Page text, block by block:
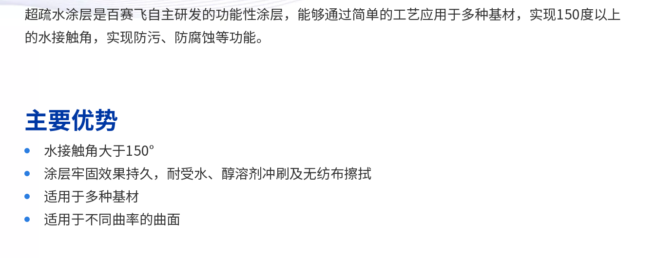
超疏水涂层是百赛飞自主研发的功能性涂层，能够通过简单的工艺应用于多种基材，实现150度以上
的水接触角，实现防污、防腐蚀等功能。
主要优势
水接触角大于150°
涂层牢固效果持久，耐受水、醇溶剂冲刷及无纺布擦拭
适用于多种基材
适用于不同曲率的曲面